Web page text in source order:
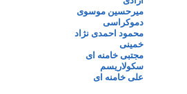
میرحسین موسوی
دموکراسی
محمود احمدی نژاد
خمینی
مجتبی خامنه ای
سکولاریسم
علی خامنه ای